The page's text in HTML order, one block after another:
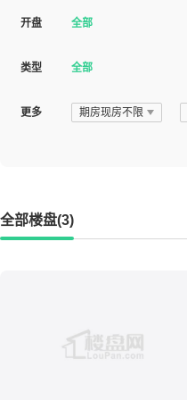
开盘 全部
类型 全部
更多 期房现房不限
全部楼盘(3)